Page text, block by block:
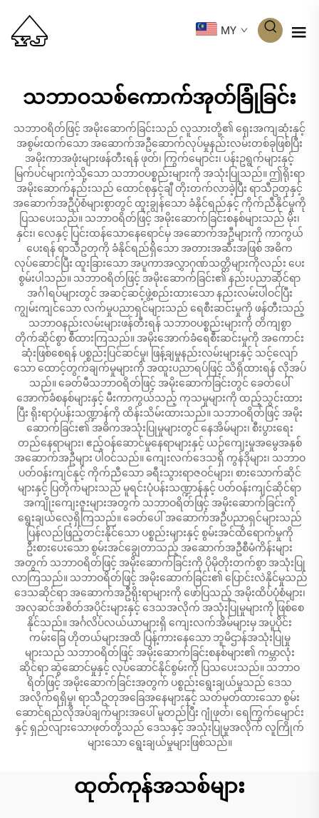
MY
သဘာဝသစ်ကောက်အုတ်ခြုံခြင်း
သဘာဝရိတ်ဖြင့် အမိုးဆောက်ခြင်းသည် လူသားတို့၏ ရှေးအကျဆုံးနှင့်
အစွမ်းထက်သော အဆောက်အဦဆောက်လုပ်မှုနည်းလမ်းတစ်ခုဖြစ်ပြီး
အမိုးကာအဖုံးများဖန်တီးရန် ဖုတ်၊ ကြွက်မျောင်း၊ ပန်းဥရွက်များနှင့်
မြက်ပင်များကဲ့သို့သော သဘာဝပစ္စည်းများကို အသုံးပြုသည်။ ဤရိုးရာ
အမိုးဆောက်နည်းသည် ထောင်စုနှင့်ချီ တိုးတက်လာခဲ့ပြီး ရာသီဥတုနှင့်
အဆောက်အဦပုံစံများစွာတွင် ထူးချွန်သော ခံနိုင်ရည်နှင့် ကိုက်ညီနိုင်မှုကို
ပြသပေးသည်။ သဘာဝရိတ်ဖြင့် အမိုးဆောက်ခြင်းစနစ်များသည် မိုး၊
နှင်း၊ လေနှင့် ပြင်းထန်သောနေရောင်မှ အဆောက်အဦများကို ကာကွယ်
ပေးရန် ရာသီဥတုကို ခံနိုင်ရည်ရှိသော အတားအဆီးအဖြစ် အဓိက
လုပ်ဆောင်ပြီး ထူးခြားသော အပူကာအလွှာဂုဏ်သတ္တိများကိုလည်း ပေး
စွမ်းပါသည်။ သဘာဝရိတ်ဖြင့် အမိုးဆောက်ခြင်း၏ နည်းပညာဆိုင်ရာ
အင်္ဂါရပ်များတွင် အဆင့်ဆင့်ဖွဲ့စည်းထားသော နည်းလမ်းပါဝင်ပြီး
ကျွမ်းကျင်သော လက်မှုပညာရှင်များသည် ရေစီးဆင်းမှုကို ဖန်တီးသည့်
သဘာဝနည်းလမ်းများဖန်တီးရန် သဘာဝပစ္စည်းများကို တိကျစွာ
တိုက်ဆိုင်စွာ စီထားကြသည်။ အမိုးအောက်ခံရေစီးဆင်းမှုကို အကောင်း
ဆုံးဖြစ်စေရန် ပစ္စည်းပြင်ဆင်မှု၊ ဖြန့်ချမှုနည်းလမ်းများနှင့် သင့်လျော်
သော ထောင့်တွက်ချက်မှုများကို အထူးပညာရပ်ဖြင့် သိရှိထားရန် လိုအပ်
သည်။ ခေတ်မီသဘာဝရိတ်ဖြင့် အမိုးဆောက်ခြင်းတွင် ခေတ်ပေါ်
အောက်ခံစနစ်များနှင့် မီးကာကွယ်သည့် ကုသမှုများကို ထည့်သွင်းထား
ပြီး ရိုးရာပုံပန်းသဏ္ဍာန်ကို ထိန်းသိမ်းထားသည်။ သဘာဝရိတ်ဖြင့် အမိုး
ဆောက်ခြင်း၏ အဓိကအသုံးပြုမှုများတွင် နေအိမ်များ၊ စီးပွားရေး
တည်နေရာများ၊ ဧည့်ဝန်ဆောင်မှုနေရာများနှင့် ယဉ်ကျေးမှုအမွေအနှစ်
အဆောက်အဦများ ပါဝင်သည်။ ကျေးလက်ဒေသရှိ ကွန်ဒိုများ၊ သဘာဝ
ပတ်ဝန်းကျင်နှင့် ကိုက်ညီသော ခရီးသွားရာဇဝင်များ၊ စားသောက်ဆိုင်
များနှင့် ပြတိုက်များသည် မူရင်းပုံပန်းသဏ္ဍာန်နှင့် ပတ်ဝန်းကျင်ဆိုင်ရာ
အကျိုးကျေးဇူးများအတွက် သဘာဝရိတ်ဖြင့် အမိုးဆောက်ခြင်းကို
ရွေးချယ်လေ့ရှိကြသည်။ ခေတ်ပေါ် အဆောက်အဦပညာရှင်များသည်
ပြန်လည်ဖြည့်တင်းနိုင်သော ပစ္စည်းများနှင့် စွမ်းအင်ထိရောက်မှုကို
ဦးစားပေးသော စွမ်းအင်ချွေတာသည့် အဆောက်အဦစီမံကိန်းများ
အတွက် သဘာဝရိတ်ဖြင့် အမိုးဆောက်ခြင်းကို ပိုမိုတိုးတက်စွာ အသုံးပြု
လာကြသည်။ သဘာဝရိတ်ဖြင့် အမိုးဆောက်ခြင်း၏ ပြောင်းလဲနိုင်မှုသည်
ဒေသဆိုင်ရာ အဆောက်အဦရိုးရာများကို ဖော်ပြသည့် အမိုးထိပ်ပုံစံများ၊
အလှဆင်အစိတ်အပိုင်းများနှင့် ဒေသအလိုက် အသုံးပြုမှုများကို ဖြစ်စေ
နိုင်သည်။ အင်္ဂလိပ်လယ်ယာများရှိ ကျေးလက်အိမ်များမှ အပူပိုင်း
ကမ်းခြေ ဟိုတယ်များအထိ ပြန့်ကားနေသော ဘူမိဌာန်အသုံးပြုမှု
များသည် သဘာဝရိတ်ဖြင့် အမိုးဆောက်ခြင်းစနစ်များ၏ ကမ္ဘာလုံး
ဆိုင်ရာ ဆွဲဆောင်မှုနှင့် လုပ်ဆောင်နိုင်စွမ်းကို ပြသပေးသည်။ သဘာဝ
ရိတ်ဖြင့် အမိုးဆောက်ခြင်းအတွက် ပစ္စည်းရွေးချယ်မှုသည် ဒေသ
အလိုက်ရရှိမှု၊ ရာသီဥတုအခြေအနေများနှင့် သတ်မှတ်ထားသော စွမ်း
ဆောင်ရည်လိုအပ်ချက်များအပေါ် မူတည်ပြီး ဂျုံဖုတ်၊ ရေကြွက်မျောင်း
နှင့် ရှည်လျားသောဖုတ်တို့သည် ဒေသနှင့် အသုံးပြုမှုအလိုက် လူကြိုက်
များသော ရွေးချယ်မှုများဖြစ်သည်။
ထုတ်ကုန်အသစ်များ